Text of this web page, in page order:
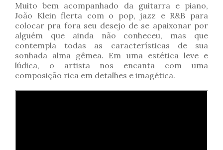
Muito bem acompanhado da guitarra e piano,
João Klein flerta com o pop, jazz e R&B para
colocar pra fora seu desejo de se apaixonar por
alguém que ainda não conheceu, mas que
contempla todas as características de sua
sonhada alma gêmea. Em uma estética leve e
lúdica, o artista nos encanta com uma
composição rica em detalhes e imagética.